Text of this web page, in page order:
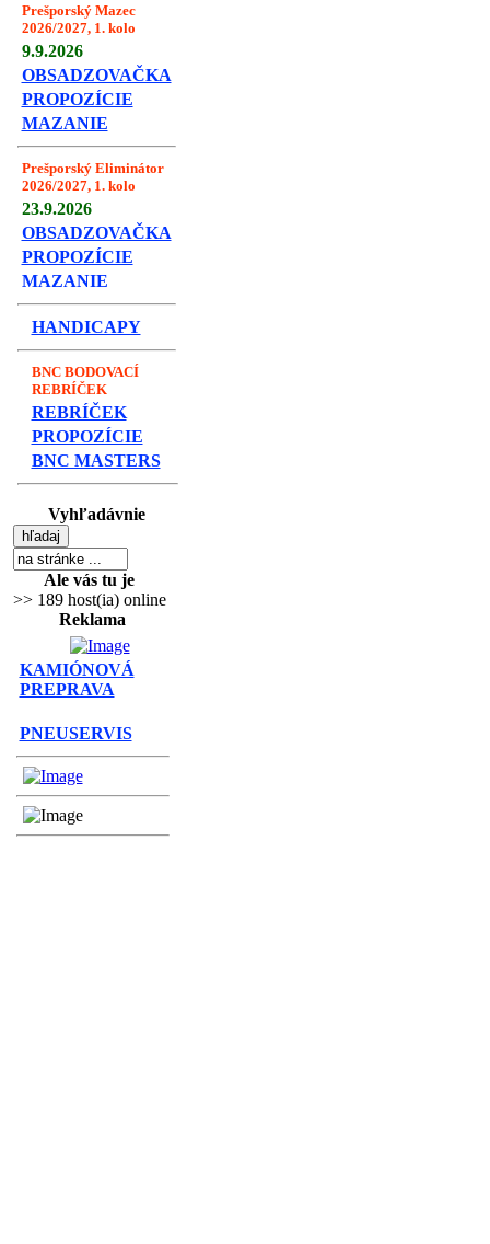
Prešporský Mazec
2026/2027, 1. kolo
9.9.2026
OBSADZOVAČKA
PROPOZÍCIE
MAZANIE
Prešporský Eliminátor
2026/2027, 1. kolo
23.9.2026
OBSADZOVAČKA
PROPOZÍCIE
MAZANIE
HANDICAPY
BNC BODOVACÍ
REBRÍČEK
REBRÍČEK
PROPOZÍCIE
BNC MASTERS
Vyhľadávnie
Ale vás tu je
>> 189 host(ia) online
Reklama
KAMIÓNOVÁ
PREPRAVA
PNEUSERVIS